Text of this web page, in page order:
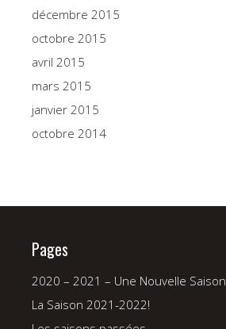
décembre 2015
octobre 2015
avril 2015
mars 2015
janvier 2015
octobre 2014
Pages
2020 – 2021 – Une Nouvelle Saison
La Saison 2021-2022!